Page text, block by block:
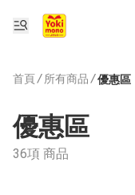
首頁/ 所有商品 /優惠區
優惠區
36項 商品